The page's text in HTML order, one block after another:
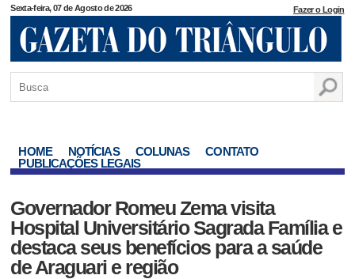
Sexta-feira, 07 de Agosto de 2026 Fazer o Login
HOME NOTÍCIAS COLUNAS
CONTATO
PUBLICAÇÕES LEGAIS
Governador Romeu Zema visita
Hospital Universitário Sagrada Família e
destaca seus benefícios para a saúde
de Araguari e região